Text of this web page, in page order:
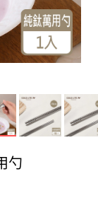
勺